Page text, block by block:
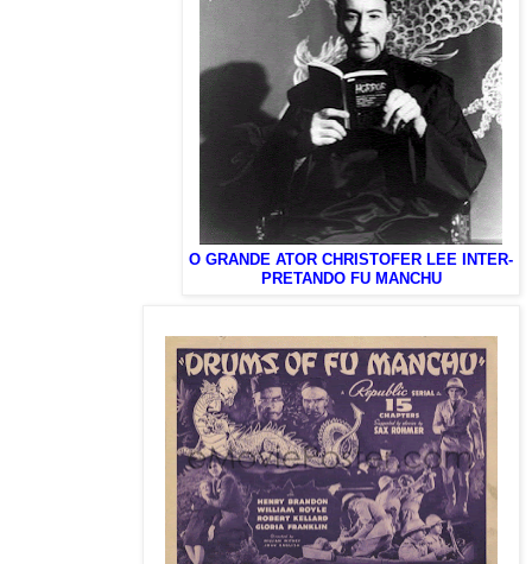
O GRANDE ATOR CHRISTOFER LEE INTER-
PRETANDO FU MANCHU